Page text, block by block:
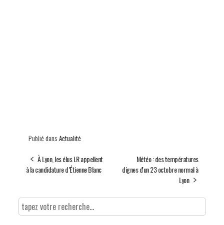
Publié dans Actualité
À Lyon, les élus LR appellent
à la candidature d’Étienne Blanc
Météo : des températures
dignes d'un 23 octobre normal à
Lyon